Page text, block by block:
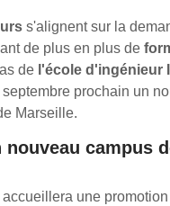
s'alignent sur la
de plus en plus de
de l'école d'ingénieur
prochain un
Marseille.
campus
une